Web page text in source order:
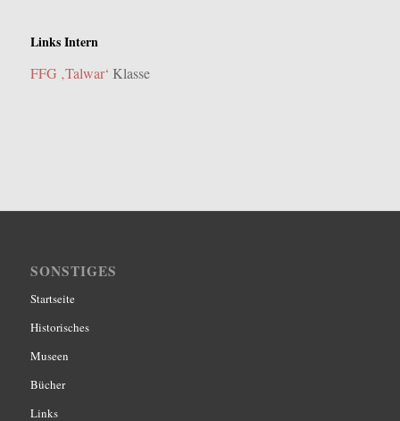
Links Intern
FFG ‚Talwar‘ Klasse
SONSTIGES
Startseite
Historisches
Museen
Bücher
Links